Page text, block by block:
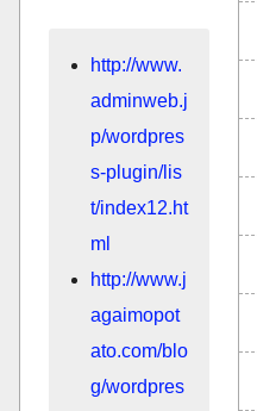
http://www.
adminweb.j
p/wordpres
s-plugin/lis
t/index12.ht
ml
http://www.j
agaimopot
ato.com/blo
g/wordpres